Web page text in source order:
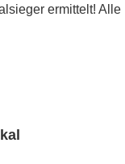
ermittelt! Alle